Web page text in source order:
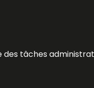
des tâches